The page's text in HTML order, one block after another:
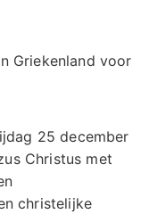
Griekenland voor
25 december
Christus met
christelijke